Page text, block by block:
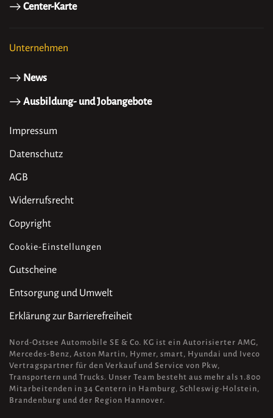
Center-Karte
Unternehmen
News
Ausbildung- und Jobangebote
Impressum
Datenschutz
AGB
Widerrufsrecht
Copyright
Cookie-Einstellungen
Gutscheine
Entsorgung und Umwelt
Erklärung zur Barrierefreiheit
Nord-Ostsee Automobile SE & Co. KG ist ein Autorisierter AMG,
Mercedes-Benz, Aston Martin, Hymer, smart, Hyundai und Iveco
Vertragspartner für den Verkauf und Service von Pkw,
Transportern und Trucks. Unser Team besteht aus mehr als 1.800
Mitarbeitenden in 34 Centern in Hamburg, Schleswig-Holstein,
Brandenburg und der Region Hannover.